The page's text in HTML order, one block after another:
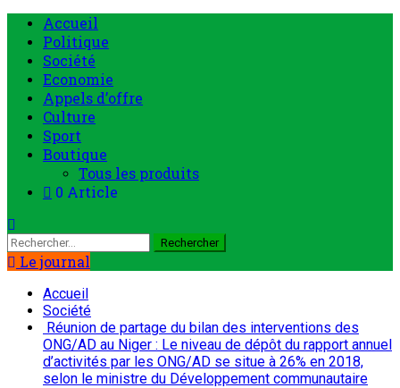
Accueil
Politique
Société
Economie
Appels d’offre
Culture
Sport
Boutique
Tous les produits
0 Article
Le journal
Accueil
Société
Réunion de partage du bilan des interventions des
ONG/AD au Niger : Le niveau de dépôt du rapport annuel
d’activités par les ONG/AD se situe à 26% en 2018,
selon le ministre du Développement communautaire